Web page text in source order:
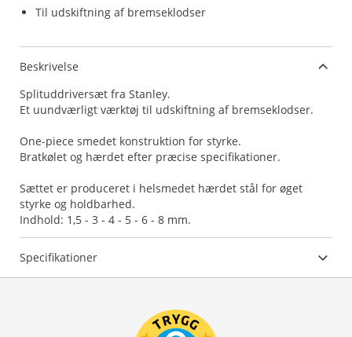
Til udskiftning af bremseklodser
Beskrivelse
Splituddriversæt fra Stanley.
Et uundværligt værktøj til udskiftning af bremseklodser.
One-piece smedet konstruktion for styrke.
Bratkølet og hærdet efter præcise specifikationer.
Sættet er produceret i helsmedet hærdet stål for øget
styrke og holdbarhed.
Indhold: 1,5 - 3 - 4 - 5 - 6 - 8 mm.
Specifikationer